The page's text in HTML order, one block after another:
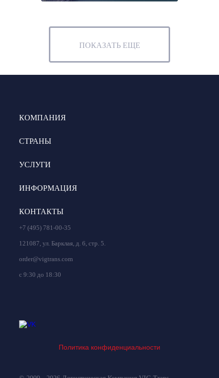
ПОКАЗАТЬ ЕЩЕ
КОМПАНИЯ
СТРАНЫ
УСЛУГИ
ИНФОРМАЦИЯ
КОНТАКТЫ
+7 (495) 781-00-35
121087, ул. Барклая, д. 6, стр. 5.
order@vigtrans.com
с 9:30 до 18:30
Политика конфиденциальности